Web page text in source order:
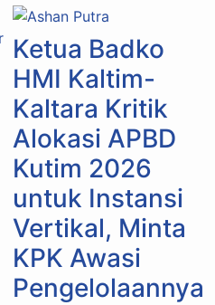
Ketua Badko
HMI Kaltim-
Kaltara Kritik
Alokasi APBD
Kutim 2026
untuk Instansi
Vertikal, Minta
KPK Awasi
Pengelolaannya